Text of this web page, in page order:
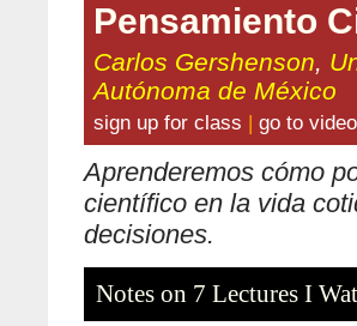
Pensamiento
Carlos Gershenson,
Autónoma de México
sign up for class | go to
Aprenderemos cómo
científico en la vida
decisiones.
Notes on 7 Lectures I